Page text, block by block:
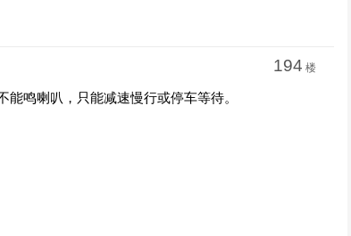
194 楼
鸣喇叭，只能减速慢行或停车等待。